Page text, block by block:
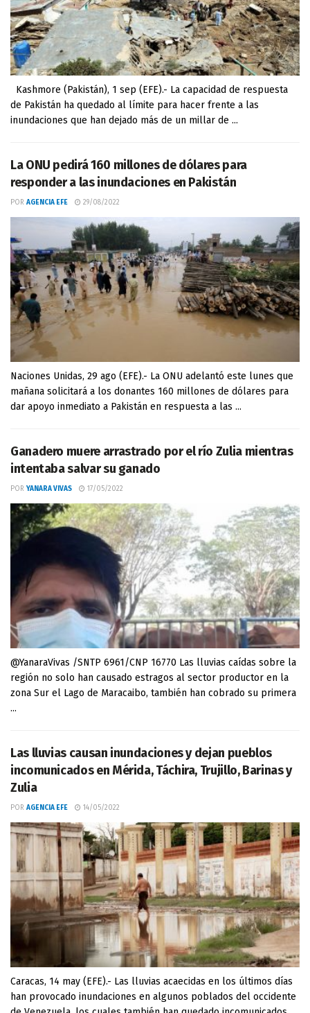
Kashmore (Pakistán), 1 sep (EFE).- La capacidad de respuesta
de Pakistán ha quedado al límite para hacer frente a las
inundaciones que han dejado más de un millar de ...
La ONU pedirá 160 millones de dólares para
responder a las inundaciones en Pakistán
POR AGENCIA EFE 29/08/2022
Naciones Unidas, 29 ago (EFE).- La ONU adelantó este lunes que
mañana solicitará a los donantes 160 millones de dólares para
dar apoyo inmediato a Pakistán en respuesta a las ...
Ganadero muere arrastrado por el río Zulia mientras
intentaba salvar su ganado
POR YANARA VIVAS 17/05/2022
@YanaraVivas /SNTP 6961/CNP 16770 Las lluvias caídas sobre la
región no solo han causado estragos al sector productor en la
zona Sur el Lago de Maracaibo, también han cobrado su primera
...
Las lluvias causan inundaciones y dejan pueblos
incomunicados en Mérida, Táchira, Trujillo, Barinas y
Zulia
POR AGENCIA EFE 14/05/2022
Caracas, 14 may (EFE).- Las lluvias acaecidas en los últimos días
han provocado inundaciones en algunos poblados del occidente